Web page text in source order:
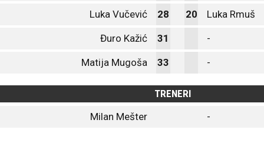
Luka Vučević 28 20 Luka Rmuš
Đuro Kažić 31 -
Matija Mugoša 33 -
TRENERI
Milan Mešter
-